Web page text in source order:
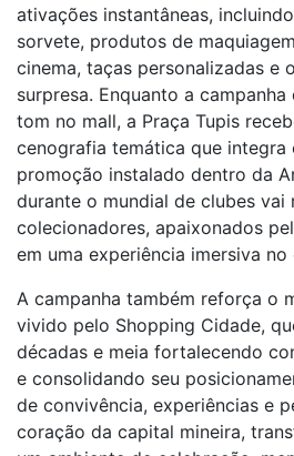
ativações instantâneas,
sorvete, produtos de
cinema, taças personalizadas e
surpresa. Enquanto a
tom no mall, a Praça Tupis
cenografia temática que
promoção instalado dentro da
durante o mundial de clubes vai
colecionadores, apaixonados
em uma experiência imersiva
A campanha também reforça o
vivido pelo Shopping Cidade,
décadas e meia fortalecendo
e consolidando seu
de convivência, experiências e
coração da capital mineira,